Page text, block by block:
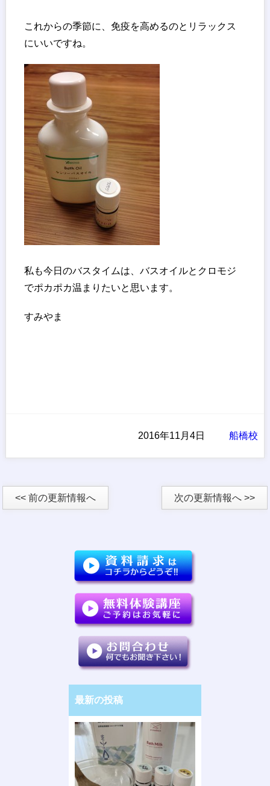
これからの季節に、免疫を高めるのとリラックス
にいいですね。
私も今日のバスタイムは、バスオイルとクロモジ
でポカポカ温まりたいと思います。
すみやま
船橋校
2016年11月4日
<< 前の更新情報へ 次の更新情報へ >>
最新の投稿